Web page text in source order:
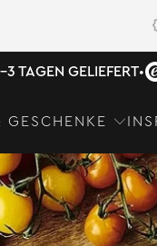
3 TAGEN GELIEFERT•
GESCHENKE